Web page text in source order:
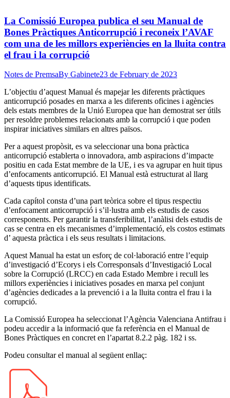
La Comissió Europea publica el seu Manual de
Bones Pràctiques Anticorrupció i reconeix l’AVAF
com una de les millors experiències en la lluita contra
el frau i la corrupció
Notes de PremsaBy Gabinete23 de February de 2023
L’objectiu d’aquest Manual és mapejar les diferents pràctiques
anticorrupció posades en marxa a les diferents oficines i agències
dels estats membres de la Unió Europea que han demostrat ser útils
per resoldre problemes relacionats amb la corrupció i que poden
inspirar iniciatives similars en altres països.
Per a aquest propòsit, es va seleccionar una bona pràctica
anticorrupció establerta o innovadora, amb aspiracions d’impacte
positiu en cada Estat membre de la UE, i es va agrupar en huit tipus
d’enfocaments anticorrupció. El Manual està estructurat al llarg
d’aquests tipus identificats.
Cada capítol consta d’una part teòrica sobre el tipus respectiu
d’enfocament anticorrupció i s’il·lustra amb els estudis de casos
corresponents. Per garantir la transferibilitat, l’anàlisi dels estudis de
cas se centra en els mecanismes d’implementació, els costos estimats
d’ aquesta pràctica i els seus resultats i limitacions.
Aquest Manual ha estat un esforç de col·laboració entre l’equip
d’investigació d’Ecorys i els Corresponsals d’Investigació Local
sobre la Corrupció (LRCC) en cada Estado Membre i recull les
millors experiències i iniciatives posades en marxa pel conjunt
d’agències dedicades a la prevenció i a la lluita contra el frau i la
corrupció.
La Comissió Europea ha seleccionat l’Agència Valenciana Antifrau i
podeu accedir a la informació que fa referència en el Manual de
Bones Pràctiques en concret en l’apartat 8.2.2 pàg. 182 i ss.
Podeu consultar el manual al següent enllaç: